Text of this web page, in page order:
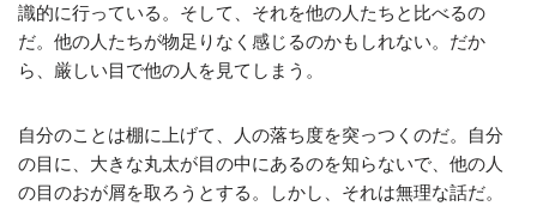
識的に行っている。そして、それを他の人たちと比べるの
だ。他の人たちが物足りなく感じるのかもしれない。だか
ら、厳しい目で他の人を見てしまう。
自分のことは棚に上げて、人の落ち度を突っつくのだ。自分
の目に、大きな丸太が目の中にあるのを知らないで、他の人
の目のおが屑を取ろうとする。しかし、それは無理な話だ。